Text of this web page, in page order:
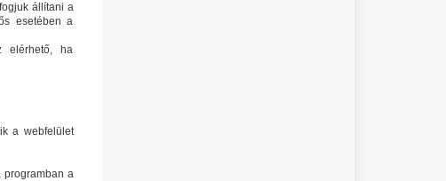
állítani a
esetében a
elérhető, ha
a webfelület
programban a